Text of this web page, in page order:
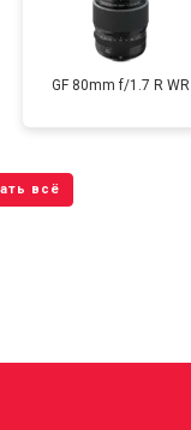
GF 80mm f/1.7 R WR